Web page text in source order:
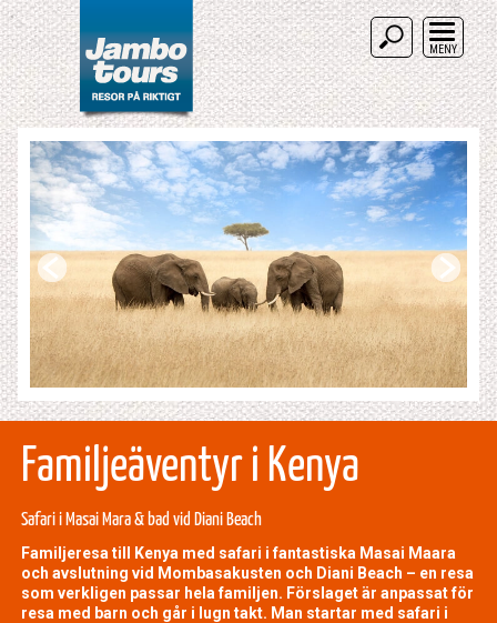
MENY
Familjeäventyr i Kenya
Safari i Masai Mara & bad vid Diani Beach
Familjeresa till Kenya med safari i fantastiska Masai Maara
och avslutning vid Mombasakusten och Diani Beach – en resa
som verkligen passar hela familjen. Förslaget är anpassat för
resa med barn och går i lugn takt. Man startar med safari i